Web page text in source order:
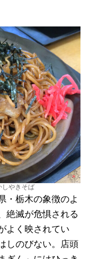
しやきそば
・栃木の象徴のよ
絶滅が危惧される
よく映されてい
しのびない。店頭